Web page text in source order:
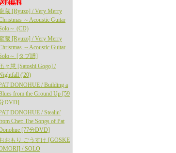
蔵 [Ryuzo] / Very Merry
～Acoustic Guitar
～ (CD)
蔵 [Ryuzo] / Very Merry
～Acoustic Guitar
～ [タブ譜]
々慧 [Satoshi Gogo] /
('20)
DONOHUE / Building a
from the Ground Up [59
DVD]
DONOHUE / Stealin'
Chet: The Songs of Pat
[77分DVD]
おもり ごうすけ [GOSKE
/ SOLO